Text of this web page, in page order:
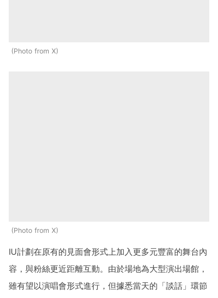
Photo from X
Photo from X
IU計劃在原有的見面會形式上加入更多元豐富的舞台內
容，與粉絲更近距離互動。由於場地為大型演出場館，
雖有望以演唱會形式進行，但據悉當天的「談話」環節